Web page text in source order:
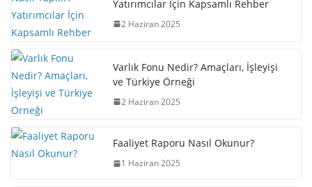
Yatırımcılar İçin Kapsamlı Rehber
2 Haziran 2025
Varlık Fonu Nedir? Amaçları, İşleyişi
ve Türkiye Örneği
2 Haziran 2025
Faaliyet Raporu Nasıl Okunur?
1 Haziran 2025